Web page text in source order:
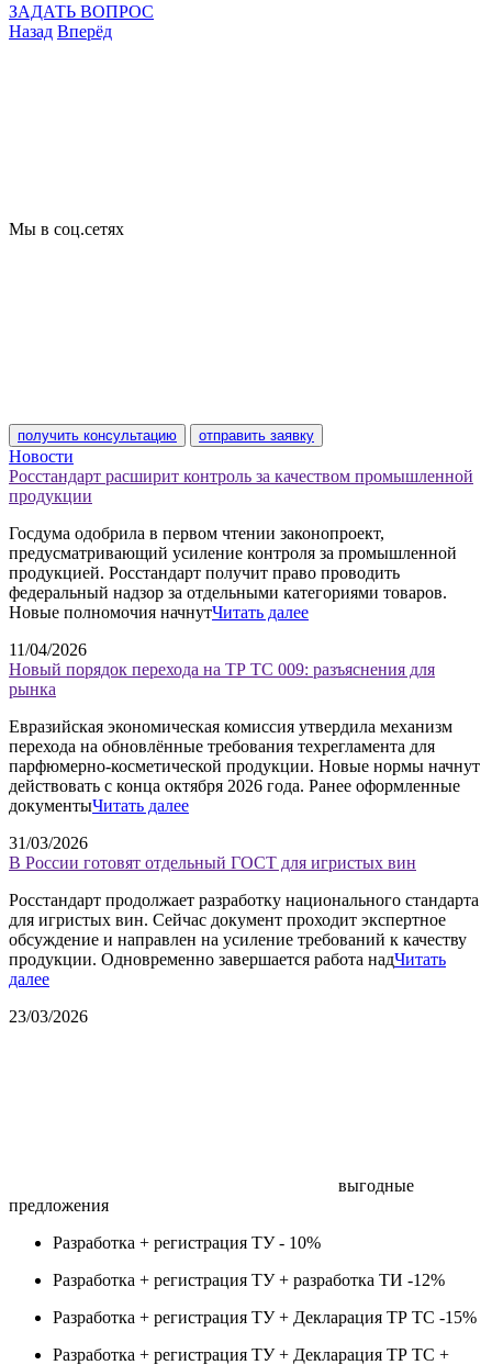
ЗАДАТЬ ВОПРОС
Назад Вперёд
Мы в соц.сетях
получить консультацию отправить заявку
Новости
Росстандарт расширит контроль за качеством промышленной
продукции
Госдума одобрила в первом чтении законопроект,
предусматривающий усиление контроля за промышленной
продукцией. Росстандарт получит право проводить
федеральный надзор за отдельными категориями товаров.
Новые полномочия начнутЧитать далее
11/04/2026
Новый порядок перехода на ТР ТС 009: разъяснения для
рынка
Евразийская экономическая комиссия утвердила механизм
перехода на обновлённые требования техрегламента для
парфюмерно-косметической продукции. Новые нормы начнут
действовать с конца октября 2026 года. Ранее оформленные
документыЧитать далее
31/03/2026
В России готовят отдельный ГОСТ для игристых вин
Росстандарт продолжает разработку национального стандарта
для игристых вин. Сейчас документ проходит экспертное
обсуждение и направлен на усиление требований к качеству
продукции. Одновременно завершается работа надЧитать
далее
23/03/2026
выгодные
предложения
Разработка + регистрация ТУ - 10%
Разработка + регистрация ТУ + разработка ТИ -12%
Разработка + регистрация ТУ + Декларация ТР ТС -15%
Разработка + регистрация ТУ + Декларация ТР ТС +